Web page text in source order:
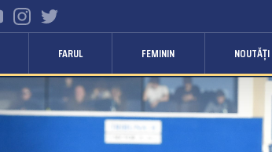
FARUL FEMININ NOUTĂȚI